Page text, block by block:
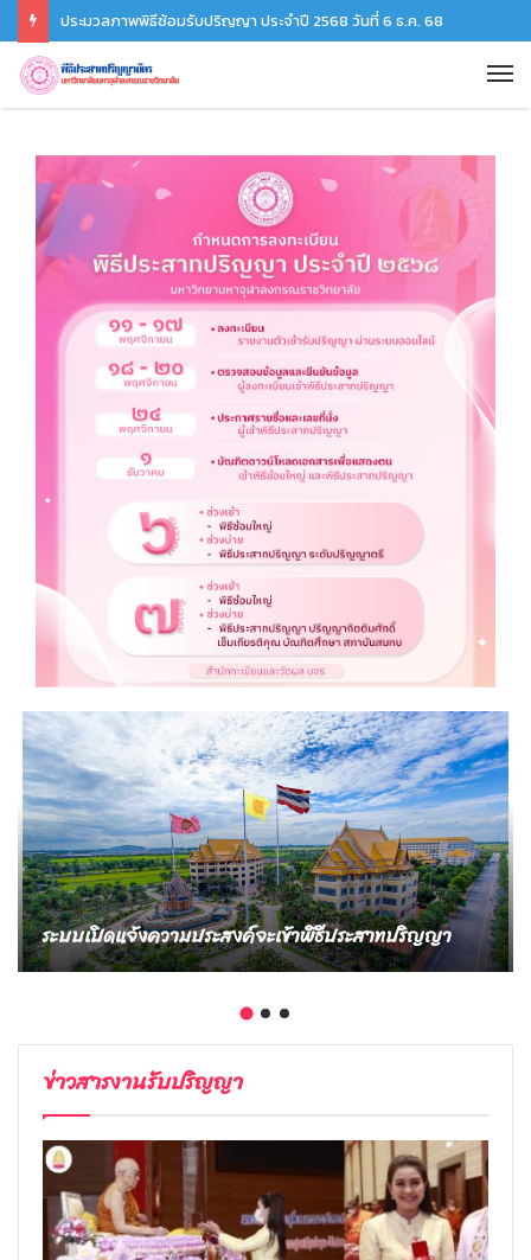
ประมวลภาพพิธีซ้อมรับปริญญา ประจำปี 2568 วันที่ 6 ธ.ค. 68
ระบบเปิดแจ้งความประสงค์จะเข้าพิธีประสาทปริญญา
ข่าวสารงานรับปริญญา